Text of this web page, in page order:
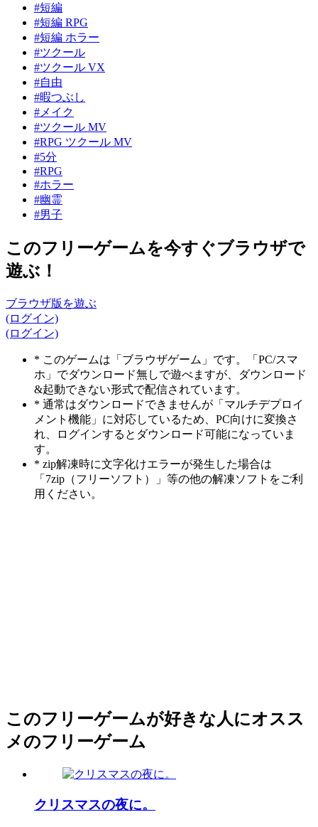
#短編
#短編 RPG
#短編 ホラー
#ツクール
#ツクール VX
#自由
#暇つぶし
#メイク
#ツクール MV
#RPG ツクール MV
#5分
#RPG
#ホラー
#幽霊
#男子
このフリーゲームを今すぐブラウザで
遊ぶ！
ブラウザ版を遊ぶ
(ログイン)
(ログイン)
* このゲームは「ブラウザゲーム」です。「PC/スマ
ホ」でダウンロード無しで遊べますが、ダウンロード
&起動できない形式で配信されています。
* 通常はダウンロードできませんが「マルチデプロイ
メント機能」に対応しているため、PC向けに変換さ
れ、ログインするとダウンロード可能になっていま
す。
* zip解凍時に文字化けエラーが発生した場合は
「7zip（フリーソフト）」等の他の解凍ソフトをご利
用ください。
このフリーゲームが好きな人にオスス
メのフリーゲーム
クリスマスの夜に。